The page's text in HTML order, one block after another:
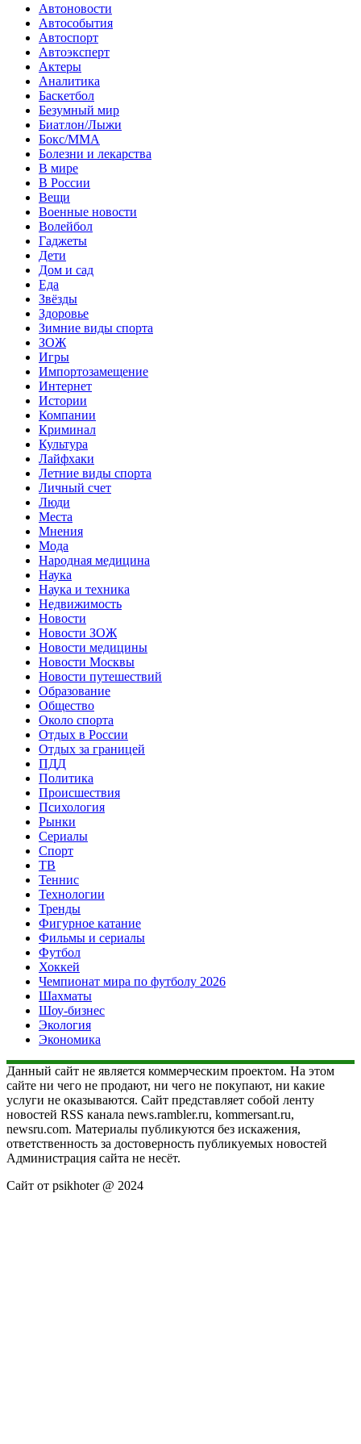
Автоновости
Автособытия
Автоспорт
Автоэксперт
Актеры
Аналитика
Баскетбол
Безумный мир
Биатлон/Лыжи
Бокс/MMA
Болезни и лекарства
В мире
В России
Вещи
Военные новости
Волейбол
Гаджеты
Дети
Дом и сад
Еда
Звёзды
Здоровье
Зимние виды спорта
ЗОЖ
Игры
Импортозамещение
Интернет
Истории
Компании
Криминал
Культура
Лайфхаки
Летние виды спорта
Личный счет
Люди
Места
Мнения
Мода
Народная медицина
Наука
Наука и техника
Недвижимость
Новости
Новости ЗОЖ
Новости медицины
Новости Москвы
Новости путешествий
Образование
Общество
Около спорта
Отдых в России
Отдых за границей
ПДД
Политика
Происшествия
Психология
Рынки
Сериалы
Спорт
ТВ
Теннис
Технологии
Тренды
Фигурное катание
Фильмы и сериалы
Футбол
Хоккей
Чемпионат мира по футболу 2026
Шахматы
Шоу-бизнес
Экология
Экономика
Данный сайт не является коммерческим проектом. На этом
сайте ни чего не продают, ни чего не покупают, ни какие
услуги не оказываются. Сайт представляет собой ленту
новостей RSS канала news.rambler.ru, kommersant.ru,
newsru.com. Материалы публикуются без искажения,
ответственность за достоверность публикуемых новостей
Администрация сайта не несёт.
Сайт от psikhoter @ 2024